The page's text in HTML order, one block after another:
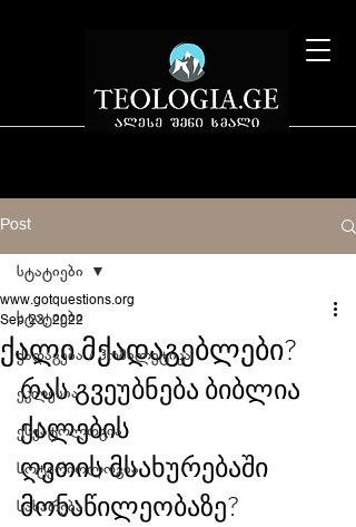
Post
სტატიები
ქადაგება / ჰომილეტიკა
ეკლესია
ესქატოლოგია
სოტერიოლოგია
სახარება
სტატიები
ქალი მქადაგებლები?
www.gotquestions.org
Sep 23, 2022
რას გვეუბნება ბიბლია
ქალების
ღვთის მსახურებაში
მონაწილეობაზე?